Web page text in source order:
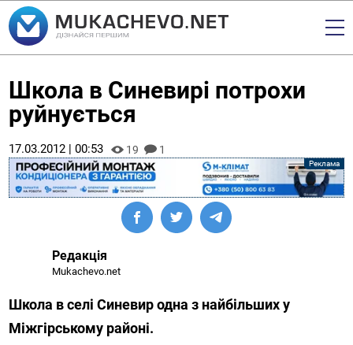
Школа в Синевирі потрохи
руйнується
17.03.2012 | 00:53 19 1
Редакція
Mukachevo.net
Школа в селі Синевир одна з найбільших у
Міжгірському районі.